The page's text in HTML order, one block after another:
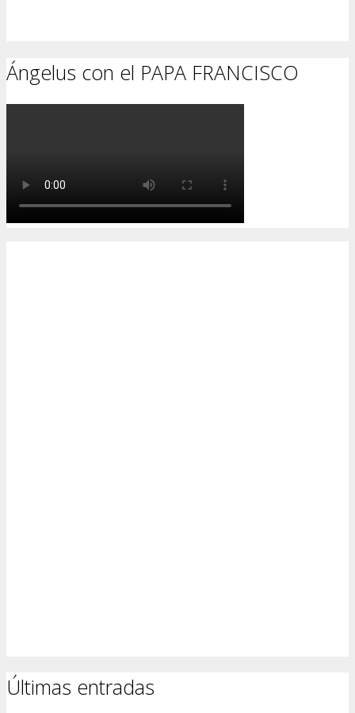
Ángelus con el PAPA FRANCISCO
Últimas entradas